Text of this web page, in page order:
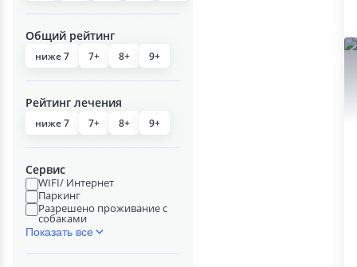
Общий рейтинг
ниже 7 7+ 8+ 9+
Рейтинг лечения
ниже 7 7+ 8+ 9+
Сервис
WIFI/ Интернет
Паркинг
Разрешено проживание с
собаками
Показать все